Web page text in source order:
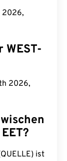
2026,
2026,
ist